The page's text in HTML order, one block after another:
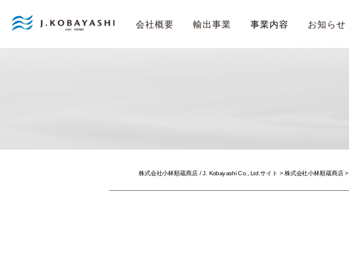
会社概要 輸出事業 事業内容 お知らせ
株式会社小林順蔵商店 / J. Kobayashi Co., Ltd.サイト >株式会社小林順蔵商店>